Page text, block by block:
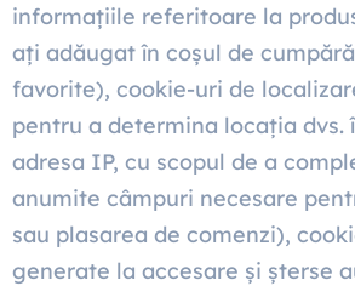
informațiile referitoare la
ați adăugat în coșul de
favorite), cookie-uri de
pentru a determina locația dvs.
adresa IP, cu scopul de a
anumite câmpuri necesare
sau plasarea de comenzi),
generate la accesare și șterse